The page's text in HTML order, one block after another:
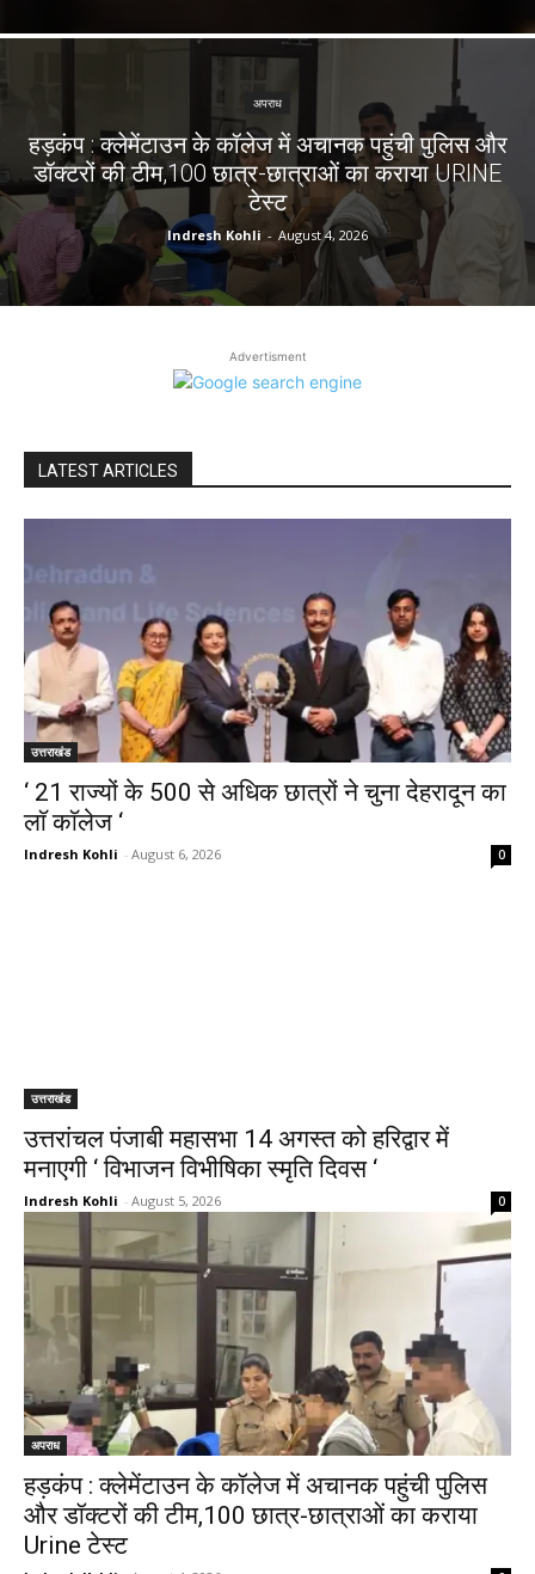
अपराध
हड़कंप : क्लेमेंटाउन के कॉलेज में अचानक पहुंची पुलिस और
डॉक्टरों की टीम,100 छात्र-छात्राओं का कराया URINE
टेस्ट
Indresh Kohli - August 4, 2026
Advertisment
LATEST ARTICLES
उत्तराखंड
‘ 21 राज्यों के 500 से अधिक छात्रों ने चुना देहरादून का
लाॅ काॅलेज ‘
Indresh Kohli - August 6, 2026 0
उत्तराखंड
उत्तरांचल पंजाबी महासभा 14 अगस्त को हरिद्वार में
मनाएगी ‘ विभाजन विभीषिका स्मृति दिवस ‘
Indresh Kohli - August 5, 2026 0
अपराध
हड़कंप : क्लेमेंटाउन के कॉलेज में अचानक पहुंची पुलिस
और डॉक्टरों की टीम,100 छात्र-छात्राओं का कराया
Urine टेस्ट